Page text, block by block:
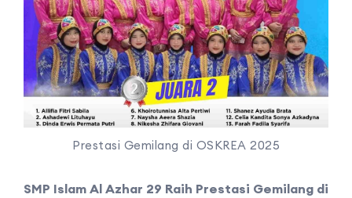
Prestasi Gemilang di OSKREA 2025
SMP Islam Al Azhar 29 Raih Prestasi Gemilang di